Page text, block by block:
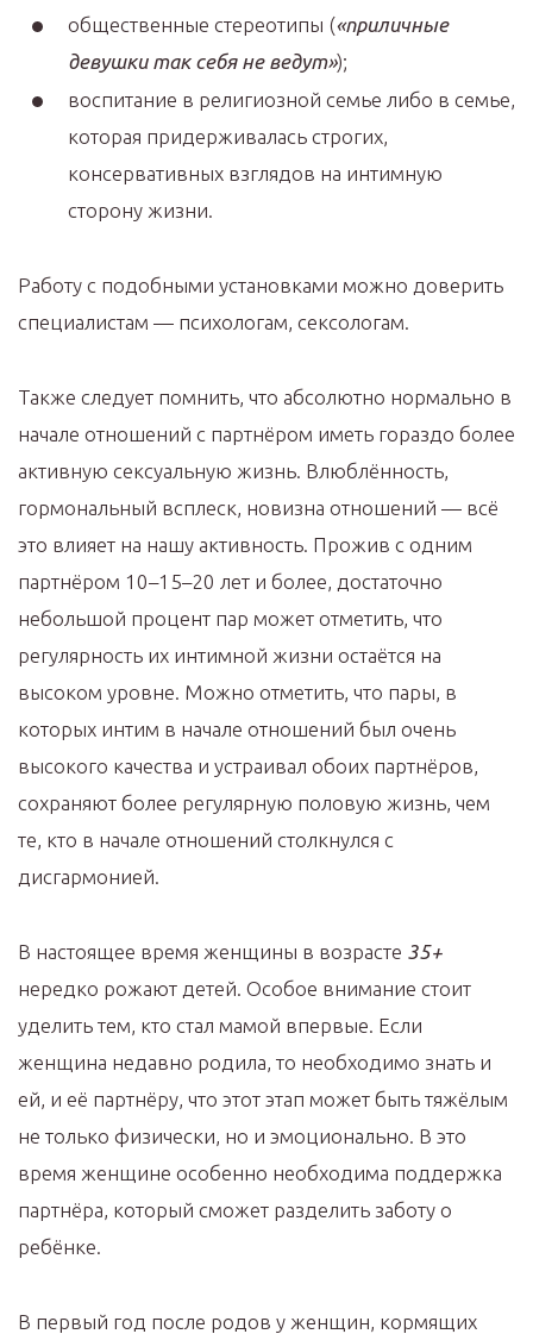
общественные стереотипы («приличные
девушки так себя не ведут»);
воспитание в религиозной семье либо в семье,
которая придерживалась строгих,
консервативных взглядов на интимную
сторону жизни.
Работу с подобными установками можно доверить
специалистам — психологам, сексологам.
Также следует помнить, что абсолютно нормально в
начале отношений с партнёром иметь гораздо более
активную сексуальную жизнь. Влюблённость,
гормональный всплеск, новизна отношений — всё
это влияет на нашу активность. Прожив с одним
партнёром 10–15–20 лет и более, достаточно
небольшой процент пар может отметить, что
регулярность их интимной жизни остаётся на
высоком уровне. Можно отметить, что пары, в
которых интим в начале отношений был очень
высокого качества и устраивал обоих партнёров,
сохраняют более регулярную половую жизнь, чем
те, кто в начале отношений столкнулся с
дисгармонией.
В настоящее время женщины в возрасте 35+
нередко рожают детей. Особое внимание стоит
уделить тем, кто стал мамой впервые. Если
женщина недавно родила, то необходимо знать и
ей, и её партнёру, что этот этап может быть тяжёлым
не только физически, но и эмоционально. В это
время женщине особенно необходима поддержка
партнёра, который сможет разделить заботу о
ребёнке.
В первый год после родов у женщин, кормящих